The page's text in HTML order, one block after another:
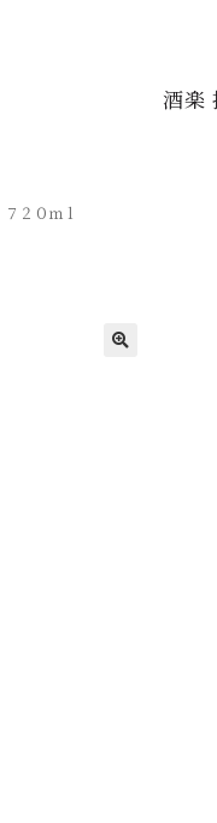
酒楽
２０ｍｌ